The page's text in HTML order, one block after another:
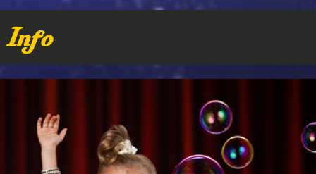
Info